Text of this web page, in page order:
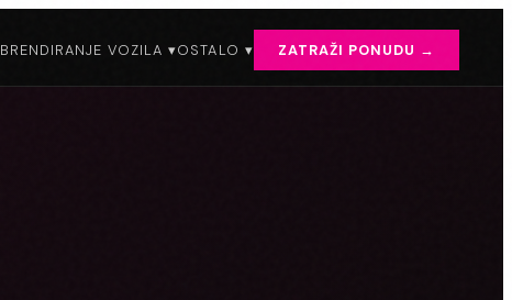
BRENDIRANJE VOZILA ▾OSTALO ▾ ZATRAŽI PONUDU →